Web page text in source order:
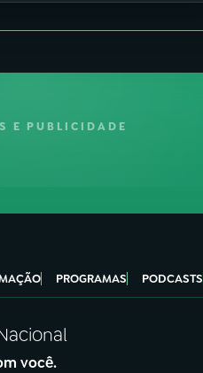
E PUBLICIDADE
PROGRAMAS PODCASTS
você.